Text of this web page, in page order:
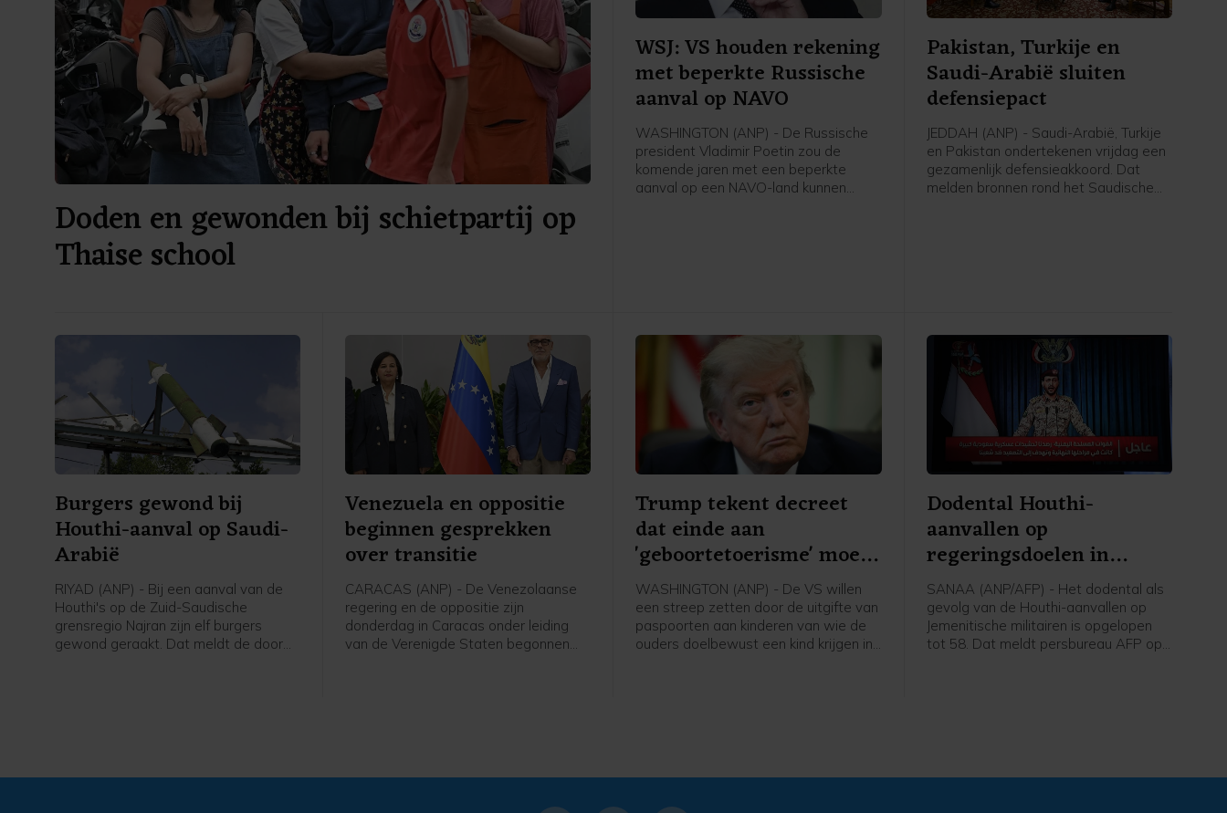
Doden en gewonden bij schietpartij op
Thaise school
WSJ: VS houden rekening
met beperkte Russische
aanval op NAVO
WASHINGTON (ANP) - De Russische
president Vladimir Poetin zou de
komende jaren met een beperkte
aanval op een NAVO-land kunnen
Pakistan, Turkije en
Saudi-Arabië sluiten
defensiepact
JEDDAH (ANP) - Saudi-Arabië, Turkije
en Pakistan ondertekenen vrijdag een
gezamenlijk defensieakkoord. Dat
melden bronnen rond het Saudische
Burgers gewond bij
Houthi-aanval op Saudi-
Arabië
RIYAD (ANP) - Bij een aanval van de
Houthi's op de Zuid-Saudische
grensregio Najran zijn elf burgers
gewond geraakt. Dat meldt de door
Venezuela en oppositie
beginnen gesprekken
over transitie
CARACAS (ANP) - De Venezolaanse
regering en de oppositie zijn
donderdag in Caracas onder leiding
van de Verenigde Staten begonnen
Trump tekent decreet
dat einde aan
'geboortetoerisme' moet
maken
WASHINGTON (ANP) - De VS willen
een streep zetten door de uitgifte van
paspoorten aan kinderen van wie de
ouders doelbewust een kind krijgen in
Dodental Houthi-
aanvallen op
regeringsdoelen in
Jemen opgelopen
SANAA (ANP/AFP) - Het dodental als
gevolg van de Houthi-aanvallen op
Jemenitische militairen is opgelopen
tot 58. Dat meldt persbureau AFP op